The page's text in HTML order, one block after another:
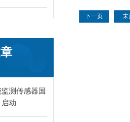
监测传感器国
动
下一页 末